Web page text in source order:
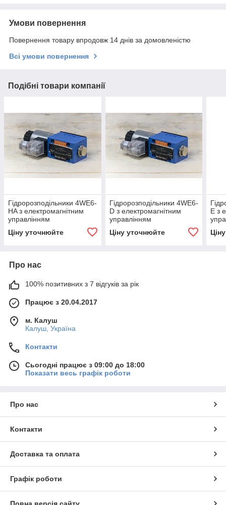
Умови повернення
Повернення товару впродовж 14 днів за домовленістю
Всі умови повернення
Подібні товари компанії
Гідророзподільники 4WE6-
HA з електромагнітним
управлінням
Ціну уточнюйте
Гідророзподільники 4WE6-
D з електромагнітним
управлінням
Ціну уточнюйте
E з
Про нас
100% позитивних з 7 відгуків за рік
Працює з 20.04.2017
м. Калуш
Калуш, Україна
Контакти
Сьогодні працює з 09:00 до 18:00
Показати весь графік роботи
Про нас
Контакти
Доставка та оплата
Графік роботи
Повна версія сайту